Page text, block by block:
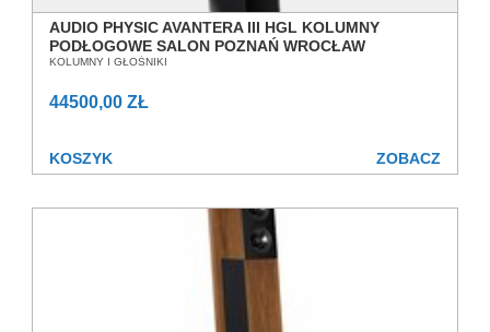
AUDIO PHYSIC AVANTERA III HGL KOLUMNY
PODŁOGOWE SALON POZNAŃ WROCŁAW
KOLUMNY I GŁOŚNIKI
44500,00 ZŁ
KOSZYK ZOBACZ